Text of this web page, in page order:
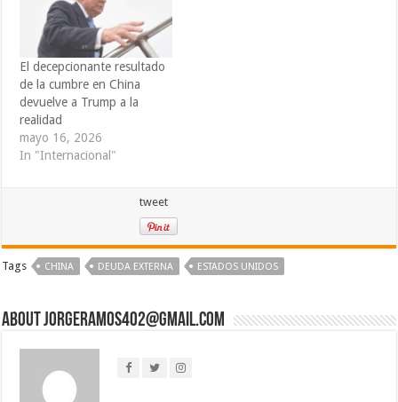
El decepcionante resultado
de la cumbre en China
devuelve a Trump a la
realidad
mayo 16, 2026
In "Internacional"
tweet
Tags CHINA DEUDA EXTERNA ESTADOS UNIDOS
About jorgeramos402@gmail.com